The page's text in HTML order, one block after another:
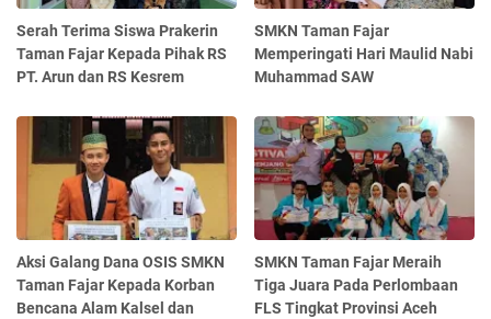
Serah Terima Siswa Prakerin
Taman Fajar Kepada Pihak RS
PT. Arun dan RS Kesrem
SMKN Taman Fajar
Memperingati Hari Maulid Nabi
Muhammad SAW
Aksi Galang Dana OSIS SMKN
Taman Fajar Kepada Korban
Bencana Alam Kalsel dan
SMKN Taman Fajar Meraih
Tiga Juara Pada Perlombaan
FLS Tingkat Provinsi Aceh